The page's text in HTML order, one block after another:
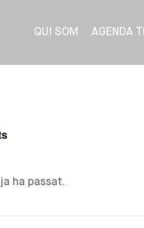
QUI SOM AGENDA
ha passat.